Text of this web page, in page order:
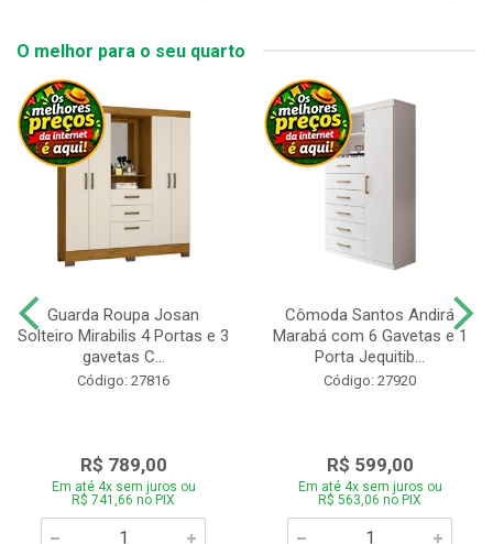
O melhor para o seu quarto
Guarda Roupa Josan
Solteiro Mirabilis 4 Portas e 3
gavetas C...
Código: 27816
R$ 789,00
Em até 4x sem juros ou
R$ 741,66 no PIX
Cômoda Santos Andirá
Marabá com 6 Gavetas e 1
Porta Jequitib...
Código: 27920
R$ 599,00
Em até 4x sem juros ou
R$ 563,06 no PIX